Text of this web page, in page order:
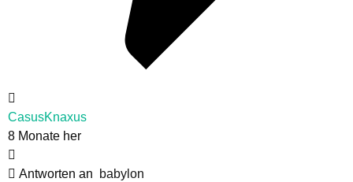
CasusKnaxus
8 Monate her
Antworten an
babylon